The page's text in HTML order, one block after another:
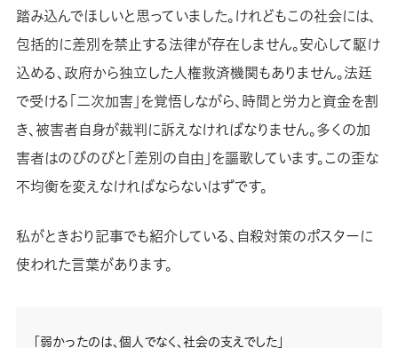
踏み込んでほしいと思っていました。けれどもこの社会には、
包括的に差別を禁止する法律が存在しません。安心して駆け
込める、政府から独立した人権救済機関もありません。法廷
で受ける「二次加害」を覚悟しながら、時間と労力と資金を割
き、被害者自身が裁判に訴えなければなりません。多くの加
害者はのびのびと「差別の自由」を謳歌しています。この歪な
不均衡を変えなければならないはずです。
私がときおり記事でも紹介している、自殺対策のポスターに
使われた言葉があります。
「弱かったのは、個人でなく、社会の支えでした」